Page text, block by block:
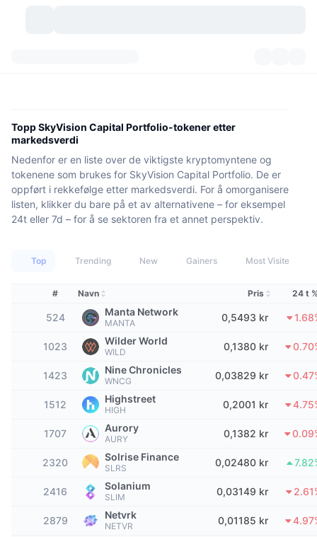
Historiske øyeblikksbilder
Tokenopplåsninger
Aktiva i den virkelige verden
Trending
Kommende
Nylig lagt til
Vinnere og tapere
Mest besøkt
Markedsoversikt
Spotmarked
Antall kryptovalutaer
Bitcoin Kassebeholdninger
BNB Kassebeholdninger
Innstrømning/utstrømning på børs
Frykt og grådighetsindeks.
Altcoin-sesongindeks
Indikatorer for markedssykluser
Bitcoin-dominans
Populært
Ny
Topphandlere
Sentraliserte børser
Spot
Derivater
Desentraliserte børser
Derivater
Samfunn
Nyhetsstrøm
Direktesendinger
Artikler
Sentiment
API
API
Krypto-API
DEX API
Ressurser
Dokumentasjon
Vanlige spørsmål
Produkter
Konverter
Nyhetsbrev
CMC Launch
CMC Labs
CMC Max
Toppsaker
Telegram-bot
Topp SkyVision Capital Portfolio-tokener etter
markedsverdi
Nedenfor er en liste over de viktigste kryptomyntene og
tokenene som brukes for SkyVision Capital Portfolio. De er
oppført i rekkefølge etter markedsverdi. For å omorganisere
listen, klikker du bare på et av alternativene – for eksempel
24t eller 7d – for å se sektoren fra et annet perspektiv.
Top Trending New Gainers Most Visited
# Navn Pris 24 t
524 Manta Network
MANTA 0,5493 kr
1023 Wilder World
WILD 0,1380 kr
1423 Nine Chronicles
WNCG 0,03829 kr
1512 Highstreet
HIGH 0,2001 kr
1707 Aurory
AURY 0,1382 kr
2320 Solrise Finance
SLRS 0,02480 kr
2416 Solanium
SLIM 0,03149 kr
2879 Netvrk
NETVR 0,01185 kr